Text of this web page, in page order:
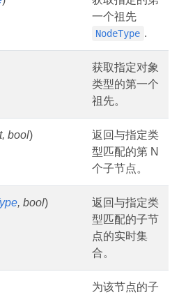
一个祖先
NodeType .
获取指定对象
类型的第一个
祖先。
bool)
返回与指定类
型匹配的第 N
个子节点。
, bool)
返回与指定类
型匹配的子节
点的实时集
合。
为该节点的子